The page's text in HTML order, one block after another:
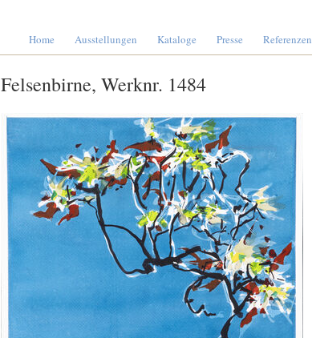
Home Ausstellungen Kataloge Presse Referenzen
Felsenbirne, Werknr. 1484